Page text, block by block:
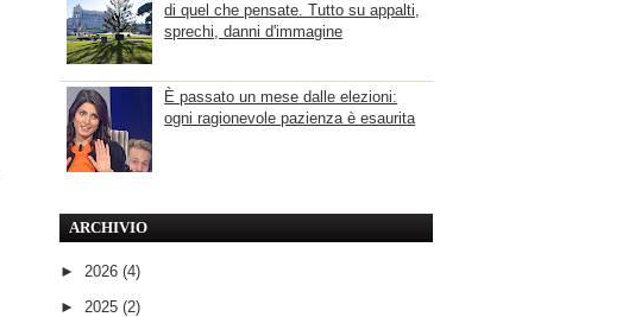
di quel che pensate. Tutto su appalti,
sprechi, danni d'immagine
È passato un mese dalle elezioni:
ogni ragionevole pazienza è esaurita
ARCHIVIO
► 2026 (4)
► 2025 (2)